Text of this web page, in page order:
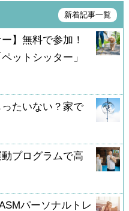
新着記事一覧
】無料で参加！
ットシッター」
たいない？家で
プログラムで高
パーソナルトレ